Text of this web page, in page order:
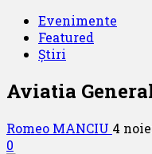
Evenimente
Featured
Știri
Aviatia
Romeo MANCIU 4
0